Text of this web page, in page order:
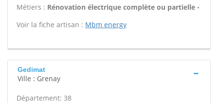
Métiers : Rénovation électrique complète ou partielle -
Voir la fiche artisan : Mbm energy
Gedimat
Ville : Grenay
Département: 38